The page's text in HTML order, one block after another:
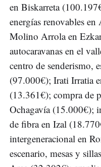
en Biskarreta
energías renovables
Molino Arrola en
autocaravanas en el
centro de senderismo,
(97.000€); Irati Irratia
(13.361€); compra de
Ochagavía (15.000€);
de fibra en Izal
intergeneracional en
escenario, mesas y